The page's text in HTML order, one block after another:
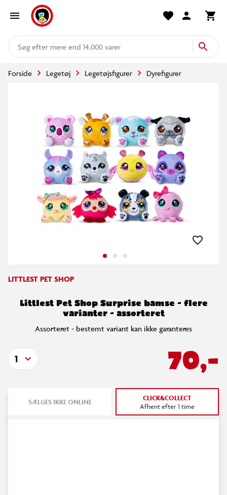
mere end 14.000 varer
Forside Legetøj Legetøjsfigurer Dyrefigurer
LITTLEST PET SHOP
Littlest Pet Shop Surprise bamse - flere
varianter - assorteret
Assorteret - bestemt variant kan ikke garanteres
70,-
1
SÆLGES IKKE ONLINE CLICK&COLLECT
Afhent efter 1 time